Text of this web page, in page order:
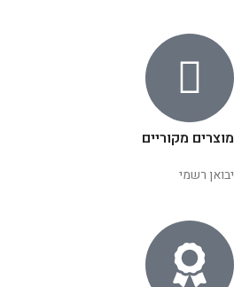
מוצרים מקוריים
יבואן רשמי